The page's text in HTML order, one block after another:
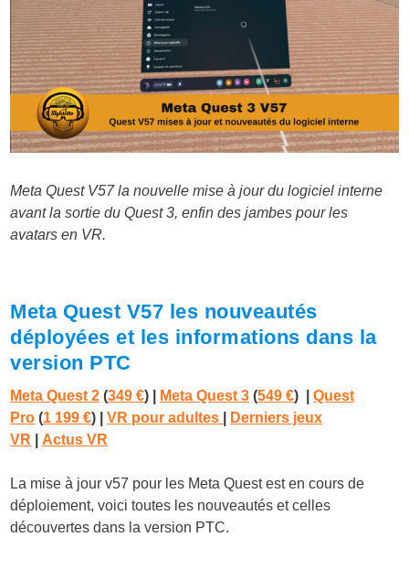
Meta Quest V57 la nouvelle mise à jour du logiciel interne
avant la sortie du Quest 3, enfin des jambes pour les
avatars en VR.
Meta Quest V57 les nouveautés
déployées et les informations dans la
version PTC
Meta Quest 2 (349 €) | Meta Quest 3 (549 €) |Quest
Pro (1 199 €) |VR pour adultes
Derniers jeux
VR
Actus VR
La mise à jour v57 pour les Meta Quest est en cours de
déploiement, voici toutes les nouveautés et celles
découvertes dans la version PTC.